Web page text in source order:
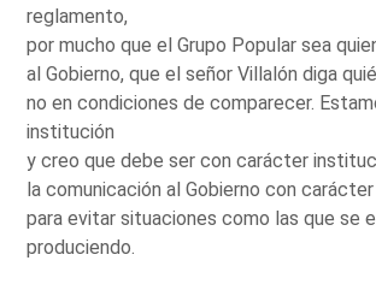
reglamento,
por mucho que el Grupo Popular sea
al Gobierno, que el señor Villalón diga
no en condiciones de comparecer.
institución
y creo que debe ser con carácter
la comunicación al Gobierno con
para evitar situaciones como las que se
produciendo.